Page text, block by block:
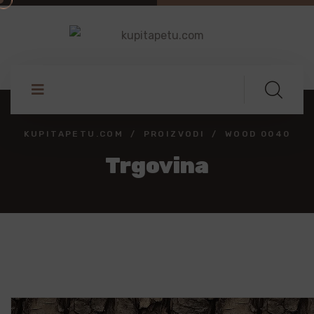
KUPITAPETU.COM PROIZVODI WOOD 0040
Trgovina